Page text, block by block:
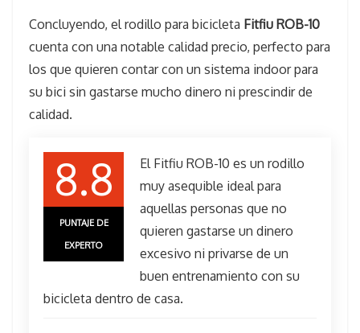
Concluyendo, el rodillo para bicicleta Fitfiu ROB-10
cuenta con una notable calidad precio, perfecto para
los que quieren contar con un sistema indoor para
su bici sin gastarse mucho dinero ni prescindir de
calidad.
8.8
PUNTAJE DE
EXPERTO
El Fitfiu ROB-10 es un rodillo
muy asequible ideal para
aquellas personas que no
quieren gastarse un dinero
excesivo ni privarse de un
buen entrenamiento con su
bicicleta dentro de casa.